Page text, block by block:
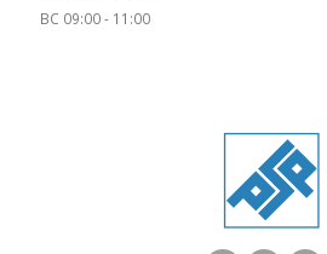
ВС 09:00 - 11:00